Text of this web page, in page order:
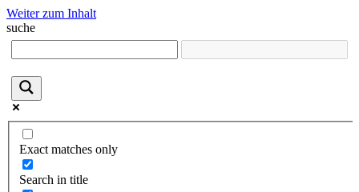
Weiter zum Inhalt
suche
Exact matches only
Search in title